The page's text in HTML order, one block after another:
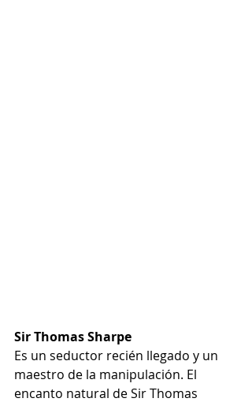
Sir Thomas Sharpe
Es un seductor recién llegado y un
maestro de la manipulación. El
encanto natural de Sir Thomas